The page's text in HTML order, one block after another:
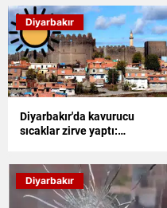
Diyarbakır
Diyarbakır'da kavurucu
sıcaklar zirve yaptı:
Diyarbakır